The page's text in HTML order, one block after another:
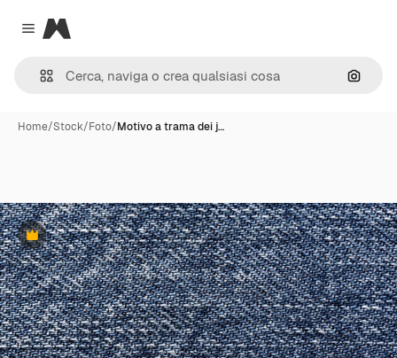
Close menu
Magnific
Cerca
Home/Stock/Foto/Motivo a trama dei j…
Premium